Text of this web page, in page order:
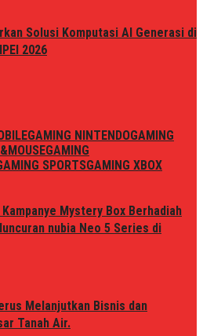
Solusi Komputasi AI Generasi di
2026
GAMING NINTENDOGAMING
GAMING
SPORTSGAMING XBOX
Mystery Box Berhadiah
nubia Neo 5 Series di
Melanjutkan Bisnis dan
Tanah Air.